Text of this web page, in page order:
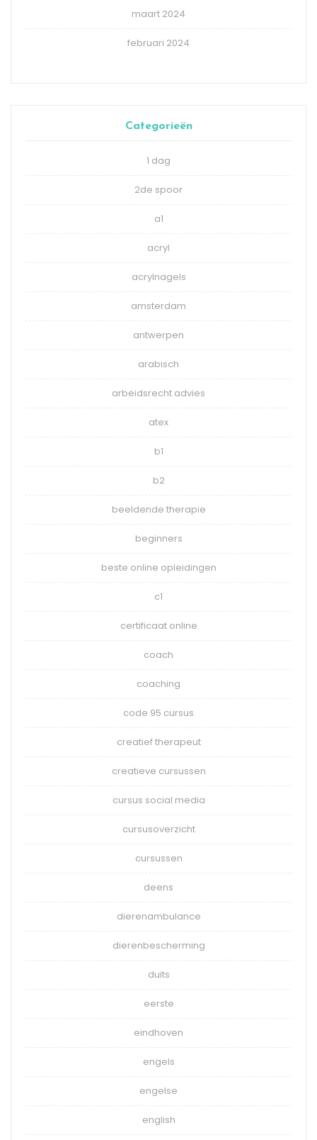
maart 2024
februari 2024
Categorieën
1 dag
2de spoor
a1
acryl
acrylnagels
amsterdam
antwerpen
arabisch
arbeidsrecht advies
atex
b1
b2
beeldende therapie
beginners
beste online opleidingen
c1
certificaat online
coach
coaching
code 95 cursus
creatief therapeut
creatieve cursussen
cursus social media
cursusoverzicht
cursussen
deens
dierenambulance
dierenbescherming
duits
eerste
eindhoven
engels
engelse
english